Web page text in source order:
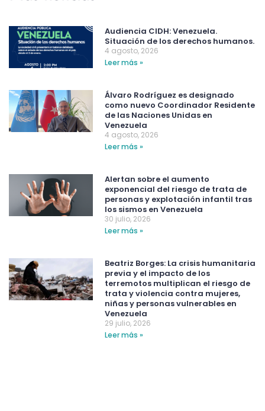
Audiencia CIDH: Venezuela.
Situación de los derechos humanos.
4 agosto, 2026
Leer más »
Álvaro Rodríguez es designado
como nuevo Coordinador Residente
de las Naciones Unidas en
Venezuela
4 agosto, 2026
Leer más »
Alertan sobre el aumento
exponencial del riesgo de trata de
personas y explotación infantil tras
los sismos en Venezuela
30 julio, 2026
Leer más »
Beatriz Borges: La crisis humanitaria
previa y el impacto de los
terremotos multiplican el riesgo de
trata y violencia contra mujeres,
niñas y personas vulnerables en
Venezuela
29 julio, 2026
Leer más »